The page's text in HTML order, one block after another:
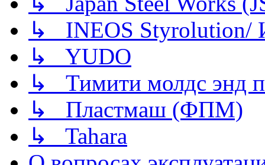
↳ INEOS
↳ YUDO
↳ Тимити молдс энд
↳ Пластмаш (ФПМ)
↳ Tahara